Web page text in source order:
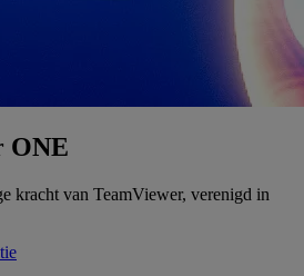
ONE
kracht van TeamViewer, verenigd in